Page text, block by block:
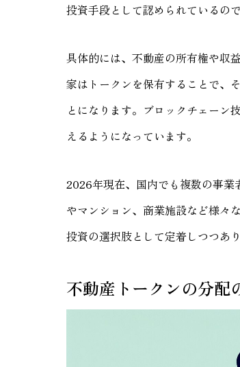
投資手段として認められているので
具体的には、不動産の所有権や収
家はトークンを保有することで、
とになります。ブロックチェーン
えるようになっています。
2026年現在、国内でも複数の事業
やマンション、商業施設など様々
投資の選択肢として定着しつつあり
不動産トークンの分配